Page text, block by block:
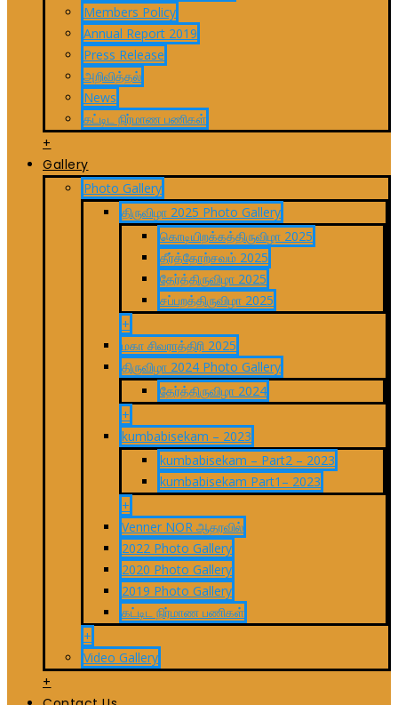
Members Policy
Annual Report 2019
Press Release
அறிவித்தல்
News
கட்டிட நிர்மாண பணிகள்
+
Gallery
Photo Gallery
திருவிழா 2025 Photo Gallery
கொடியிறக்கத்திருவிழா 2025
தீர்த்தோற்சவம் 2025
தேர்த்திருவிழா 2025
சப்பறத்திருவிழா 2025
+
மகா சிவராத்திரி 2025
திருவிழா 2024 Photo Gallery
தேர்த்திருவிழா 2024
+
kumbabisekam – 2023
kumbabisekam – Part2 – 2023
kumbabisekam Part1– 2023
+
Venner NOR ஆதரவில்
2022 Photo Gallery
2020 Photo Gallery
2019 Photo Gallery
கட்டிட நிர்மாண பணிகள்
+
Video Gallery
+